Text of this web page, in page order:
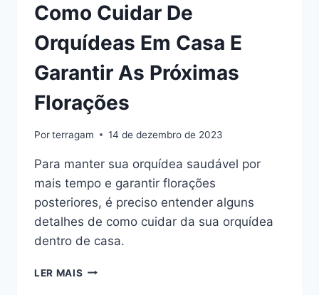
Como Cuidar De
Orquídeas Em Casa E
Garantir As Próximas
Florações
Porterragam 14 de dezembro de 2023
Para manter sua orquídea saudável por
mais tempo e garantir florações
posteriores, é preciso entender alguns
detalhes de como cuidar da sua orquídea
dentro de casa.
LER MAIS COMO